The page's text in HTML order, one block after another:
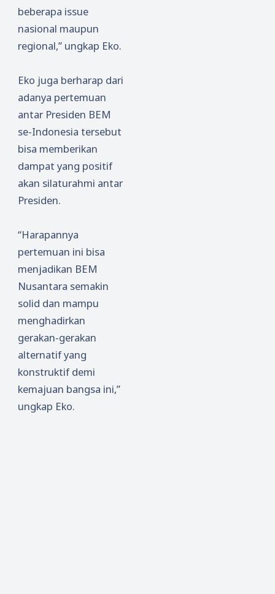
beberapa issue
nasional maupun
regional,” ungkap Eko.
Eko juga berharap dari
adanya pertemuan
antar Presiden BEM
se-Indonesia tersebut
bisa memberikan
dampat yang positif
akan silaturahmi antar
Presiden.
“Harapannya
pertemuan ini bisa
menjadikan BEM
Nusantara semakin
solid dan mampu
menghadirkan
gerakan-gerakan
alternatif yang
konstruktif demi
kemajuan bangsa ini,”
ungkap Eko.